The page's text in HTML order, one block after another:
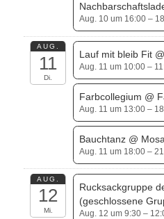
Aug. 10 um 16:00 –
AUG.
11
Di.
Lauf mit bleib Fit
Aug. 11 um 10:00 –
Farbcollegium @
Aug. 11 um 13:00 –
Bauchtanz @
Aug. 11 um 18:00 –
AUG.
12
Mi.
Rucksackgruppe
(geschlossene
Aug. 12 um 9:30 –